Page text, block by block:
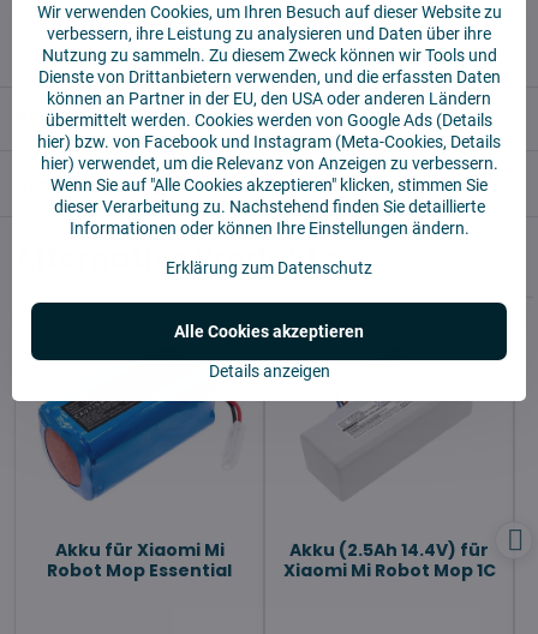
✅ KOSTENLOSE Lieferung ab 55 EUR
✅14 Tage für die Rücksendung der Ware
Beschreibung
Bewertungen 0
Alternative Produkte
Akku für Xiaomi Mi
Robot Mop Essential
Akku (2.5Ah 14.4V) für
Xiaomi Mi Robot Mop 1C
Wir verwenden Cookies, um Ihren Besuch auf dieser Website zu
verbessern, ihre Leistung zu analysieren und Daten über ihre
Nutzung zu sammeln. Zu diesem Zweck können wir Tools und
Dienste von Drittanbietern verwenden, und die erfassten Daten
können an Partner in der EU, den USA oder anderen Ländern
übermittelt werden. Cookies werden von Google Ads (Details
hier) bzw. von Facebook und Instagram (Meta-Cookies, Details
hier) verwendet, um die Relevanz von Anzeigen zu verbessern.
Wenn Sie auf "Alle Cookies akzeptieren" klicken, stimmen Sie
dieser Verarbeitung zu. Nachstehend finden Sie detaillierte
Informationen oder können Ihre Einstellungen ändern.
Erklärung zum Datenschutz
Details anzeigen
Alle Cookies akzeptieren